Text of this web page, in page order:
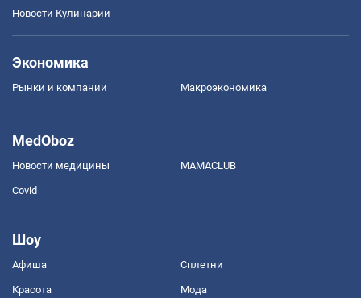
Новости Кулинарии
Экономика
Рынки и компании Mакроэкономика
MedOboz
Новости медицины MAMACLUB
Covid
Шоу
Афиша Сплетни
Красота Мода